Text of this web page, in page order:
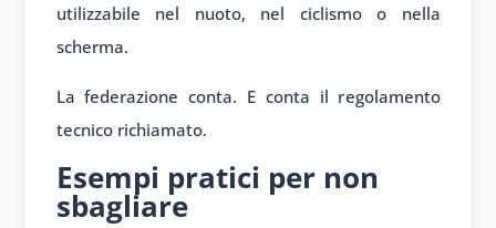
utilizzabile nel nuoto, nel ciclismo o nella
scherma.
La federazione conta. E conta il regolamento
tecnico richiamato.
Esempi pratici per non
sbagliare